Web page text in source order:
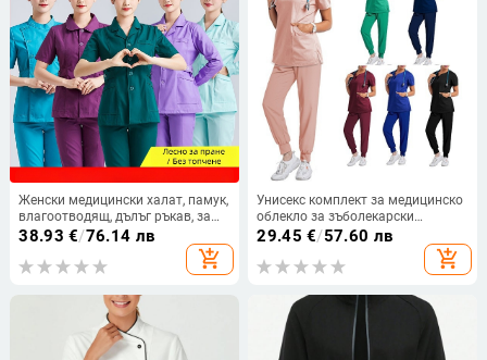
Женски медицински халат, памук,
влагоотводящ, дълъг ръкав, за
медицински заведения/бяла
38.93 €/76.14 лв
add_shopping_cart
Унисекс комплект за медицинско
облекло за зъболекарски
кабинет: дишаща полиестер-
влагоотводящи свойства, къс
стандартна дължина
29.45 €/57.60 лв
add_shopping_cart